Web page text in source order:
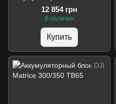
12 854 грн
В наличии
Купить